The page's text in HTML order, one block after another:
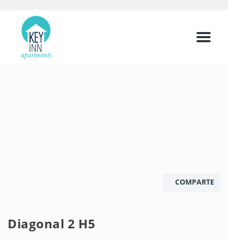
Menu
COMPARTE
Diagonal 2 H5